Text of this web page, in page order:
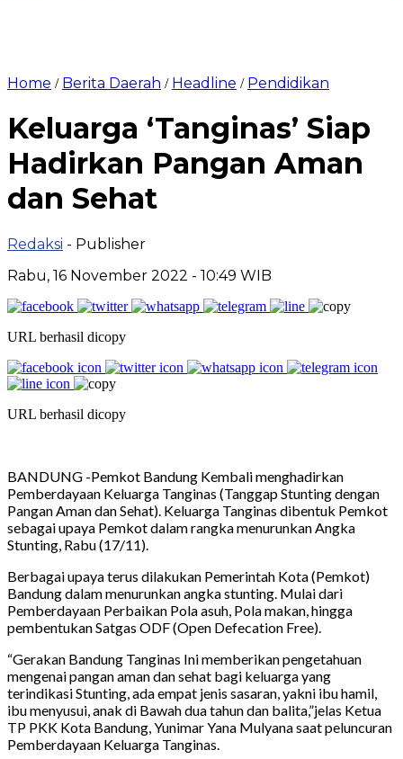
Home / Berita Daerah / Headline / Pendidikan
Keluarga ‘Tanginas’ Siap
Hadirkan Pangan Aman
dan Sehat
Redaksi - Publisher
Rabu, 16 November 2022 - 10:49 WIB
URL berhasil dicopy
URL berhasil dicopy
BANDUNG -Pemkot Bandung Kembali menghadirkan
Pemberdayaan Keluarga Tanginas (Tanggap Stunting dengan
Pangan Aman dan Sehat). Keluarga Tanginas dibentuk Pemkot
sebagai upaya Pemkot dalam rangka menurunkan Angka
Stunting, Rabu (17/11).
Berbagai upaya terus dilakukan Pemerintah Kota (Pemkot)
Bandung dalam menurunkan angka stunting. Mulai dari
Pemberdayaan Perbaikan Pola asuh, Pola makan, hingga
pembentukan Satgas ODF (Open Defecation Free).
“Gerakan Bandung Tanginas Ini memberikan pengetahuan
mengenai pangan aman dan sehat bagi keluarga yang
terindikasi Stunting, ada empat jenis sasaran, yakni ibu hamil,
ibu menyusui, anak di Bawah dua tahun dan balita,”jelas Ketua
TP PKK Kota Bandung, Yunimar Yana Mulyana saat peluncuran
Pemberdayaan Keluarga Tanginas.